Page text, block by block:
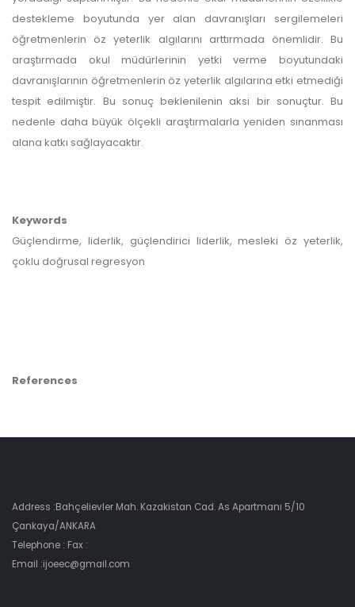
destekleme boyutunda yer alan davranışları sergilemeleri
öğretmenlerin öz yeterlik algılarını arttırmada önemlidir. Bu
araştırmada okul müdürlerinin yetki verme boyutundaki
davranışlarının öğretmenlerin öz yeterlik algılarına etki etmediği
tespit edilmiştir. Bu sonuç beklenilenin aksi bir sonuçtur. Bu
nedenle daha büyük ölçekli araştırmalarla yeniden sınanması
alana katkı sağlayacaktır.
Keywords
Güçlendirme, liderlik, güçlendirici liderlik, mesleki öz yeterlik,
çoklu doğrusal regresyon
References
Address :Bahçelievler Mah. Kazakistan Cad. As Apartmanı 5/10
Çankaya/ANKARA
Telephone : Fax :
Email :ijoeec@gmail.com